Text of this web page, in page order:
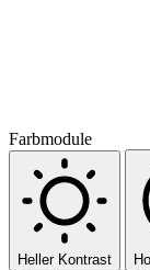
Farbmodule
Heller Kontrast